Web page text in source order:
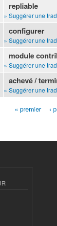
repliable
» Suggérer une
configurer
» Suggérer une
module
» Suggérer une
achevé /
» Suggérer une
« premier ‹